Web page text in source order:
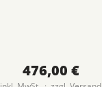
476,00 €